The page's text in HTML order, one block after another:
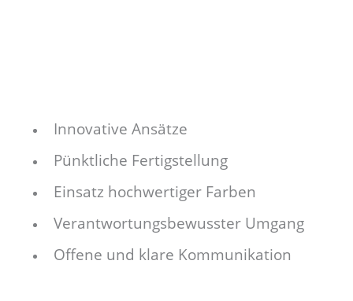
Innovative Ansätze
Pünktliche Fertigstellung
Einsatz hochwertiger Farben
Verantwortungsbewusster Umgang
Offene und klare Kommunikation